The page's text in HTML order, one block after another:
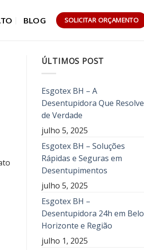
BLOG SOLICITAR ORÇAMENTO
ÚLTIMOS POST
Esgotex BH – A
Desentupidora Que Resolve
de Verdade
julho 5, 2025
Esgotex BH – Soluções
Rápidas e Seguras em
Desentupimentos
julho 5, 2025
Esgotex BH –
Desentupidora 24h em Belo
Horizonte e Região
julho 1, 2025